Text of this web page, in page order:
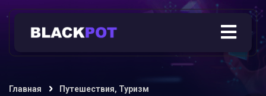
Главная
Путешествия, Туризм